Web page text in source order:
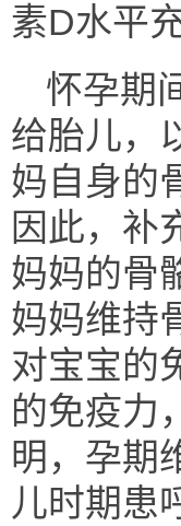
素D水平
怀孕期
给胎儿，
妈自身的
因此，补
妈妈的骨
妈妈维持
对宝宝的
的免疫力
明，孕期
儿时期患